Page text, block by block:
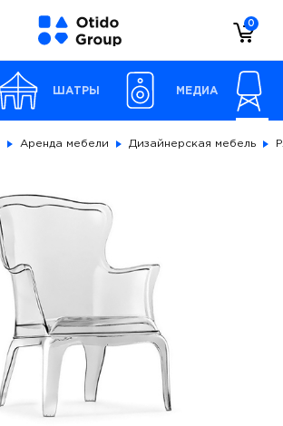
0
ШАТРЫ МЕДИА
Аренда мебели Дизайнерская мебель